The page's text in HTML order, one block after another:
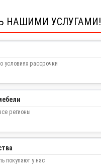
НАШИМИ УСЛУГАМИ!
условиях рассрочки
регионы
покупают у нас